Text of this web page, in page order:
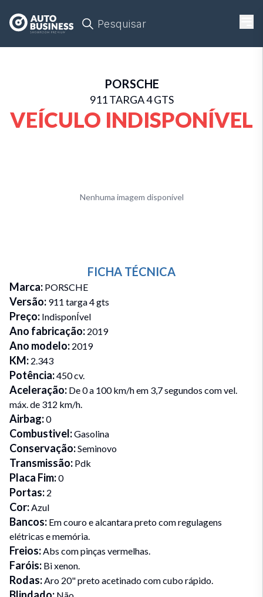
Pesquisar
PORSCHE
911 TARGA 4 GTS
VEÍCULO INDISPONÍVEL
Nenhuma imagem disponível
FICHA TÉCNICA
Marca: PORSCHE
Versão: 911 targa 4 gts
Preço: IndisponÍvel
Ano fabricação: 2019
Ano modelo: 2019
KM: 2.343
Potência:450 cv.
Aceleração: De 0 a 100 km/h em 3,7 segundos com vel.
máx. de 312 km/h.
Airbag:0
Combustivel:Gasolina
Conservação:Seminovo
Transmissão: Pdk
Placa Fim:0
Portas: 2
Cor:Azul
Bancos: Em couro e alcantara preto com regulagens
elétricas e memória.
Freios:Abs com pinças vermelhas.
Faróis: Bi xenon.
Rodas:Aro 20" preto acetinado com cubo rápido.